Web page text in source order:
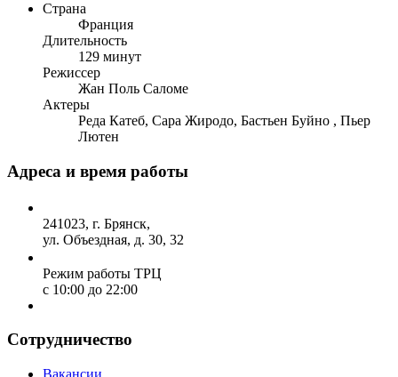
Страна
Франция
Длительность
129 минут
Режиссер
Жан Поль Саломе
Актеры
Реда Катеб, Сара Жиродо, Бастьен Буйно , Пьер
Лютен
Адреса и время работы
241023, г. Брянск,
ул. Объездная, д. 30, 32
Режим работы ТРЦ
с 10:00 до 22:00
Сотрудничество